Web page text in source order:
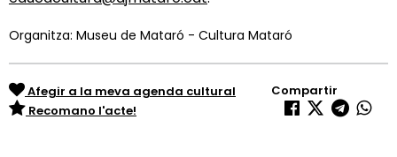
Organitza: Museu de Mataró - Cultura Mataró
Afegir a la meva agenda cultural
Recomano l'acte!
Compartir